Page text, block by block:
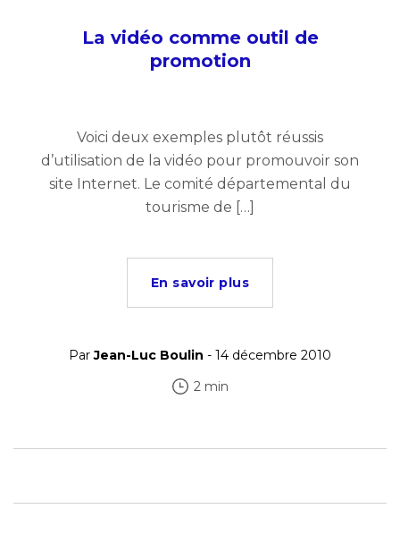
La vidéo comme outil de
promotion
Voici deux exemples plutôt réussis
d’utilisation de la vidéo pour promouvoir son
site Internet. Le comité départemental du
tourisme de […]
En savoir plus
ParJean-Luc Boulin - 14 décembre 2010
2 min